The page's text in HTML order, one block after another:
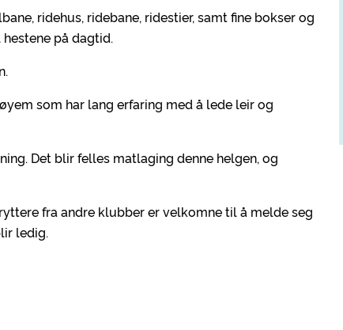
ridehus, ridebane, ridestier, samt fine bokser og
på dagtid.
som har lang erfaring med å lede leir og
Det blir felles matlaging denne helgen, og
fra andre klubber er velkomne til å melde seg
ledig.